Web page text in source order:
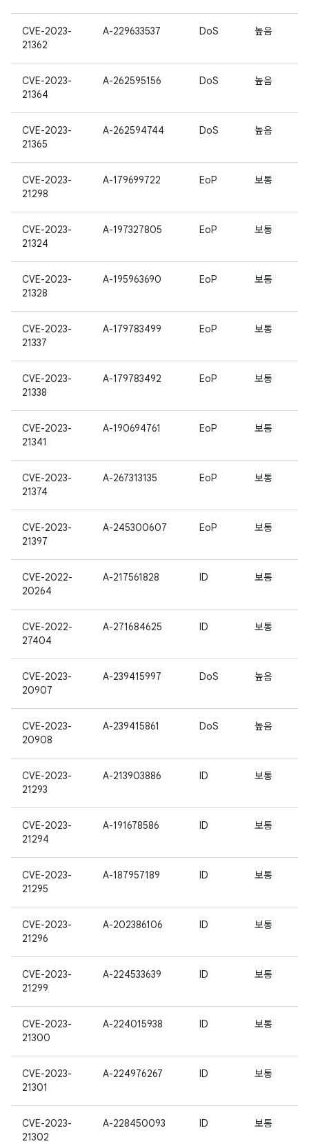
CVE-2023-
21362
A-229633537 DoS 높음
CVE-2023-
21364
A-262595156 DoS 높음
CVE-2023-
21365
A-262594744 DoS 높음
CVE-2023-
21298
A-179699722 EoP 보통
CVE-2023-
21324
A-197327805 EoP 보통
CVE-2023-
21328
A-195963690 EoP 보통
CVE-2023-
21337
A-179783499 EoP 보통
CVE-2023-
21338
A-179783492 EoP 보통
CVE-2023-
21341
A-190694761 EoP 보통
CVE-2023-
21374
A-267313135 EoP 보통
CVE-2023-
21397
A-245300607 EoP 보통
CVE-2022-
20264
A-217561828 ID 보통
CVE-2022-
27404
A-271684625 ID 보통
CVE-2023-
20907
A-239415997 DoS 높음
CVE-2023-
20908
A-239415861 DoS 높음
CVE-2023-
21293
A-213903886 ID 보통
CVE-2023-
21294
A-191678586 ID 보통
CVE-2023-
21295
A-187957189 ID 보통
CVE-2023-
21296
A-202386106 ID 보통
CVE-2023-
21299
A-224533639 ID 보통
CVE-2023-
21300
A-224015938 ID 보통
CVE-2023-
21301
A-224976267 ID 보통
CVE-2023-
21302
A-228450093 ID 보통